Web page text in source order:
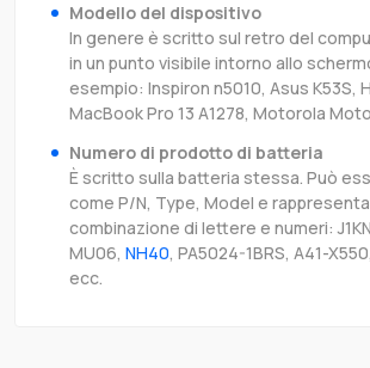
Modello del dispositivo
In genere è scritto sul retro del
in un punto visibile intorno allo
esempio: Inspiron n5010, Asus K53S,
MacBook Pro 13 A1278, Motorola
Numero di prodotto di batteria
È scritto sulla batteria stessa. Può
come P/N, Type, Model e
combinazione di lettere e numeri:
MU06, NH40, PA5024-1BRS, A41-
ecc.